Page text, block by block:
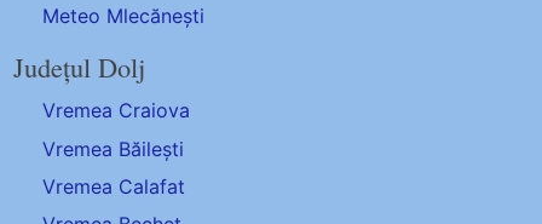
Meteo Mlecănești
Județul Dolj
Vremea Craiova
Vremea Băilești
Vremea Calafat